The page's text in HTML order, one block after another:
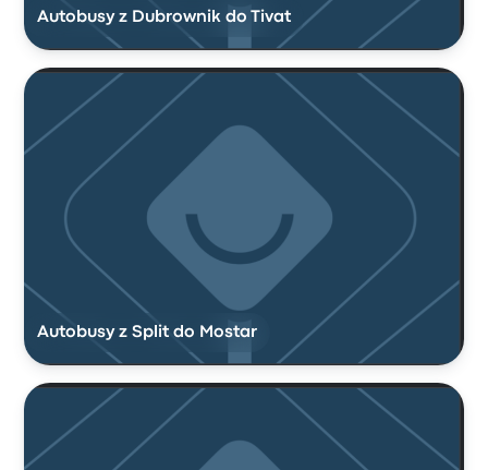
Autobusy z Dubrownik do Tivat
Autobusy z Split do Mostar